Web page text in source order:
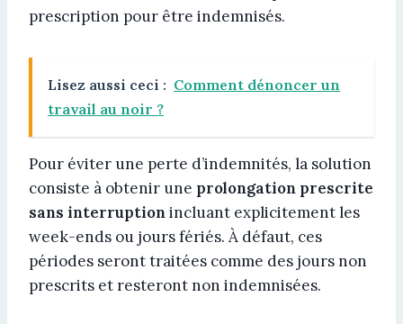
prescription pour être indemnisés.
Lisez aussi ceci : Comment dénoncer un
travail au noir ?
Pour éviter une perte d’indemnités, la solution
consiste à obtenir une prolongation prescrite
sans interruptionincluant explicitement les
week-ends ou jours fériés. À défaut, ces
périodes seront traitées comme des jours non
prescrits et resteront non indemnisées.